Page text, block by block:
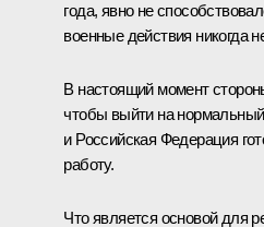
года, явно не
военные действия никогда
В настоящий момент
чтобы выйти на
и Российская Федерация
работу.
Что является основой для